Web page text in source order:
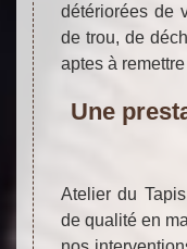
détériorées de
de trou, de
aptes à
Une
Atelier du
de qualité en